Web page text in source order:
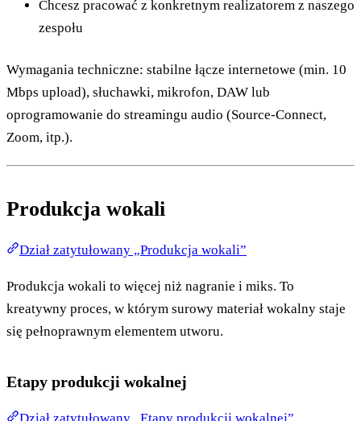
Chcesz pracować z konkretnym realizatorem z naszego
zespołu
Wymagania techniczne: stabilne łącze internetowe (min. 10
Mbps upload), słuchawki, mikrofon, DAW lub
oprogramowanie do streamingu audio (Source-Connect,
Zoom, itp.).
Produkcja wokali
Dział zatytułowany „Produkcja wokali”
Produkcja wokali to więcej niż nagranie i miks. To
kreatywny proces, w którym surowy materiał wokalny staje
się pełnoprawnym elementem utworu.
Etapy produkcji wokalnej